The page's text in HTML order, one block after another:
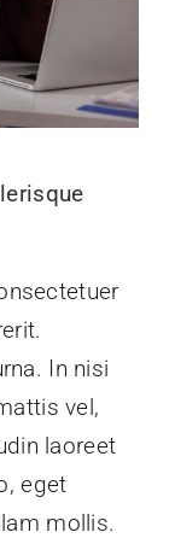
In nisi
vel,
laoreet
eget
mollis.